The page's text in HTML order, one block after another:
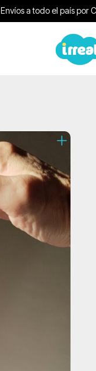
Envíos a todo el país por